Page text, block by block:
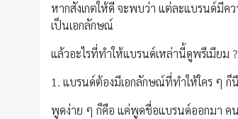
หากสังเกตให้ดี จะพบว่า แต่ละแบรนด์มีค
เป็นเอกลักษณ์
แล้วอะไรที่ทำให้แบรนด์เหล่านี้ดูพรีเมียม ?
1. แบรนด์ต้องมีเอกลักษณ์ที่ทำให้ใคร ๆ ก็
พูดง่าย ๆ ก็คือ แค่พูดชื่อแบรนด์ออกมา